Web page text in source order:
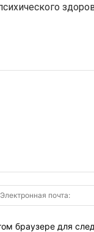
браузере для